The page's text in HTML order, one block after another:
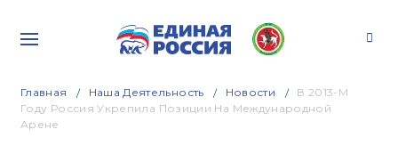
Главная Наша Деятельность Новости
В 2013-М
Году Россия Укрепила Позиции На Международной
Арене